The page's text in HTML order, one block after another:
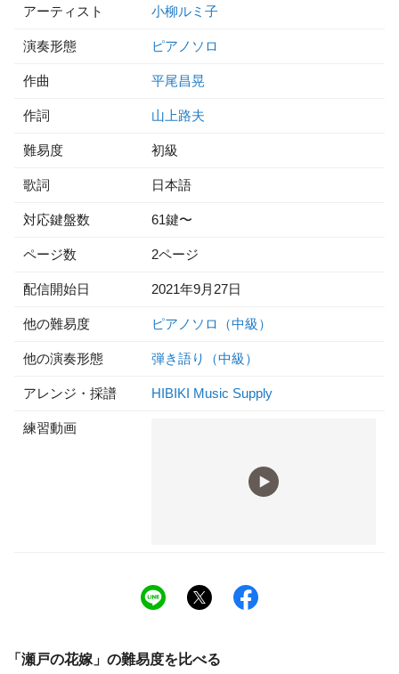
アーティスト 小柳ルミ子
演奏形態 ピアノソロ
作曲 平尾昌晃
作詞 山上路夫
難易度 初級
歌詞 日本語
対応鍵盤数 61鍵〜
ページ数 2ページ
配信開始日 2021年9月27日
他の難易度 ピアノソロ（中級）
他の演奏形態 弾き語り（中級）
アレンジ・採譜 HIBIKI Music Supply
練習動画
「 瀬戸の花嫁 」の難易度を比べる